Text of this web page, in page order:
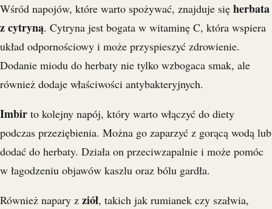
Wśród napojów, które warto spożywać, znajduje się herbata
z cytryną. Cytryna jest bogata w witaminę C, która wspiera
układ odpornościowy i może przyspieszyć zdrowienie.
Dodanie miodu do herbaty nie tylko wzbogaca smak, ale
również dodaje właściwości antybakteryjnych.
Imbir to kolejny napój, który warto włączyć do diety
podczas przeziębienia. Można go zaparzyć z gorącą wodą lub
dodać do herbaty. Działa on przeciwzapalnie i może pomóc
w łagodzeniu objawów kaszlu oraz bólu gardła.
Również napary z ziół, takich jak rumianek czy szałwia,